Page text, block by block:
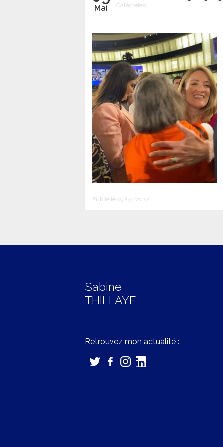
Mai Catégories :
Publié le 09/05/2022
Sabine
THILLAYE
Retrouvez mon actualité :